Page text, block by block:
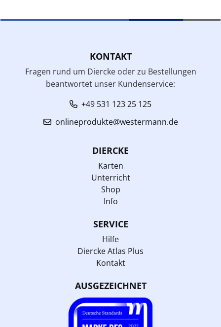
KONTAKT
Fragen rund um Diercke oder zu Bestellungen
beantwortet unser Kundenservice:
+49 531 123 25 125
onlineprodukte@westermann.de
DIERCKE
Karten
Unterricht
Shop
Info
SERVICE
Hilfe
Diercke Atlas Plus
Kontakt
AUSGEZEICHNET